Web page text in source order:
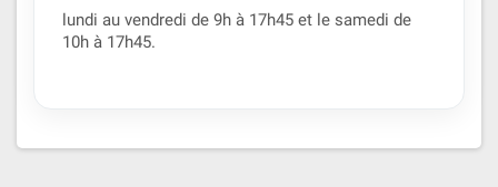
lundi au vendredi de 9h à 17h45 et le samedi de
10h à 17h45.